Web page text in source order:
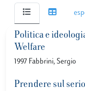
Politica e
Welfare
1997 Fabbrini, Sergio
Prendere sul